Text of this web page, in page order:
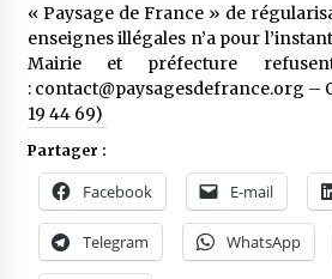
« Paysage de France » de
enseignes illégales n’a pour
Mairie et préfecture
: contact@paysagesdefrance.org –
19 44 69)
Partager :
Facebook E-mail
Telegram WhatsApp